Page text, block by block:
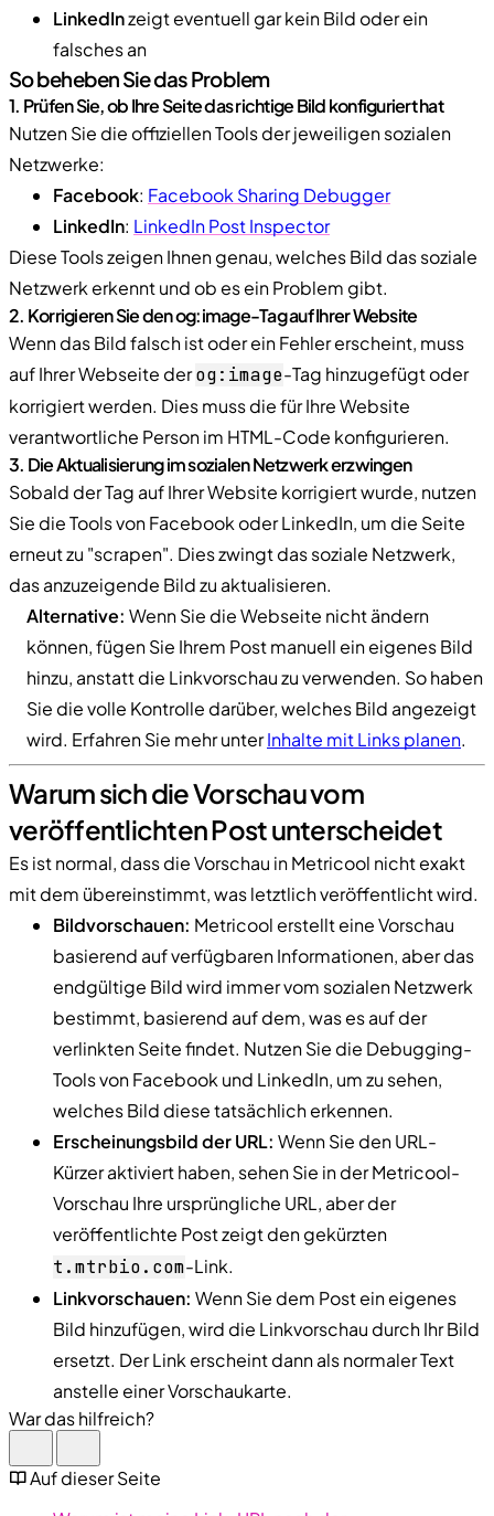
LinkedInzeigt eventuell gar kein Bild oder ein
falsches an
So beheben Sie das Problem
1. Prüfen Sie, ob Ihre Seite das richtige Bild konfiguriert hat
Nutzen Sie die offiziellen Tools der jeweiligen sozialen
Netzwerke:
Facebook: Facebook Sharing Debugger
LinkedIn: LinkedIn Post Inspector
Diese Tools zeigen Ihnen genau, welches Bild das soziale
Netzwerk erkennt und ob es ein Problem gibt.
2. Korrigieren Sie den og:image-Tag auf Ihrer Website
Wenn das Bild falsch ist oder ein Fehler erscheint, muss
auf Ihrer Webseite derog:image-Tag hinzugefügt oder
korrigiert werden. Dies muss die für Ihre Website
verantwortliche Person im HTML-Code konfigurieren.
3. Die Aktualisierung im sozialen Netzwerk erzwingen
Sobald der Tag auf Ihrer Website korrigiert wurde, nutzen
Sie die Tools von Facebook oder LinkedIn, um die Seite
erneut zu "scrapen". Dies zwingt das soziale Netzwerk,
das anzuzeigende Bild zu aktualisieren.
Alternative: Wenn Sie die Webseite nicht ändern
können, fügen Sie Ihrem Post manuell ein eigenes Bild
hinzu, anstatt die Linkvorschau zu verwenden. So haben
Sie die volle Kontrolle darüber, welches Bild angezeigt
wird. Erfahren Sie mehr unterInhalte mit Links planen.
Warum sich die Vorschau vom
veröffentlichten Post unterscheidet
Es ist normal, dass die Vorschau in Metricool nicht exakt
mit dem übereinstimmt, was letztlich veröffentlicht wird.
Bildvorschauen: Metricool erstellt eine Vorschau
basierend auf verfügbaren Informationen, aber das
endgültige Bild wird immer vom sozialen Netzwerk
bestimmt, basierend auf dem, was es auf der
verlinkten Seite findet. Nutzen Sie die Debugging-
Tools von Facebook und LinkedIn, um zu sehen,
welches Bild diese tatsächlich erkennen.
Erscheinungsbild der URL: Wenn Sie den URL-
Kürzer aktiviert haben, sehen Sie in der Metricool-
Vorschau Ihre ursprüngliche URL, aber der
veröffentlichte Post zeigt den gekürzten
t.mtrbio.com-Link.
Linkvorschauen: Wenn Sie dem Post ein eigenes
Bild hinzufügen, wird die Linkvorschau durch Ihr Bild
ersetzt. Der Link erscheint dann als normaler Text
anstelle einer Vorschaukarte.
War das hilfreich?
Auf dieser Seite